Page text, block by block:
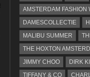
AMSTERDAM FASHION
DAMESCOLLECTIE
MALIBU SUMMER
THE HOXTON
JIMMY CHOO
DIRK
TIFFANY & CO